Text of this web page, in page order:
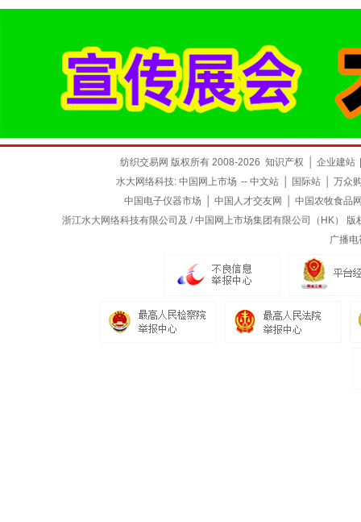
纺织交易网 版权所有 2008-2026 知识产权 企业建站
水大网络科技: 中国网上市场 -- 中文站 国际站
万众
中国电子仪器市场
中国人才交友网
中国农牧食品
浙江水大网络科技有限公司及 / 中国网上市场集团有限公司（HK）
广播